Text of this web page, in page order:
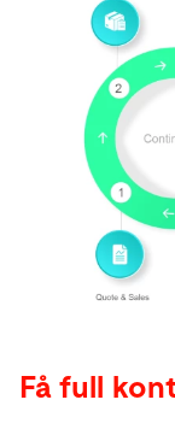
Få full